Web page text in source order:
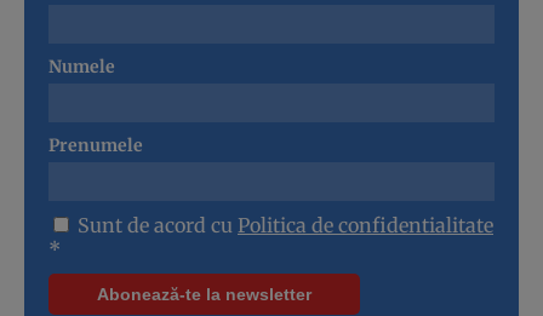
Numele
Prenumele
Sunt de acord cu Politica de confidentialitate
*